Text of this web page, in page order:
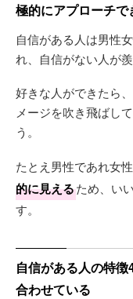
極的にアプローチで
自信がある人は男性
れ、自信がない人が
好きな人ができたら
メージを吹き飛ばし
う。
たとえ男性であれ女性
的に見えるため、い
す。
自信がある人の特
合わせている